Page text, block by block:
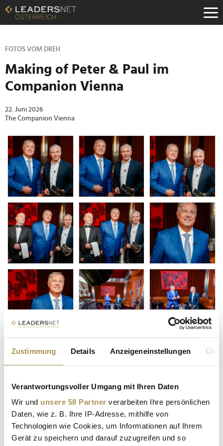
Zustimmung Details Anzeigeneinstellungen
Verantwortungsvoller Umgang mit Ihren Daten
Wir und unsere 58 Partner verarbeiten Ihre persönlichen
Daten, wie z. B. Ihre IP-Adresse, mithilfe von
Technologien wie Cookies, um Informationen auf Ihrem
Gerät zu speichern und darauf zuzugreifen und so
Zum
Inhalt
Zur
Navigation
Hauptnavigation
FOTOS VOM DREH
Making of Peter & Paul im
Companion Vienna
22. Juni 2026
The Companion Vienna